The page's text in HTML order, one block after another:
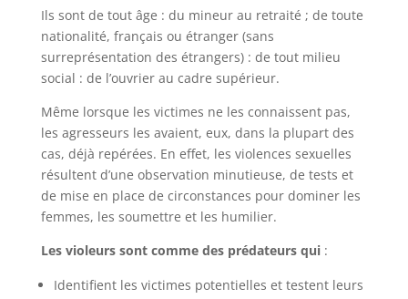
Ils sont de tout âge : du mineur au retraité ; de toute
nationalité, français ou étranger (sans
surreprésentation des étrangers) : de tout milieu
social : de l’ouvrier au cadre supérieur.
Même lorsque les victimes ne les connaissent pas,
les agresseurs les avaient, eux, dans la plupart des
cas, déjà repérées. En effet, les violences sexuelles
résultent d’une observation minutieuse, de tests et
de mise en place de circonstances pour dominer les
femmes, les soumettre et les humilier.
Les violeurs sont comme des prédateurs qui:
Identifient les victimes potentielles et testent leurs